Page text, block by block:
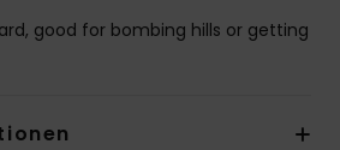
good for bombing hills or getting